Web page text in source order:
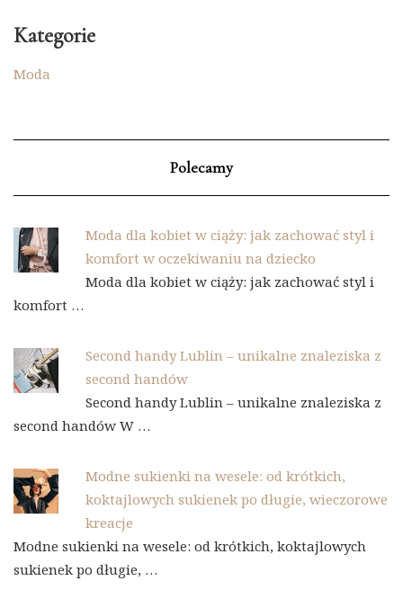
Kategorie
Moda
Polecamy
Moda dla kobiet w ciąży: jak zachować styl i
komfort w oczekiwaniu na dziecko
Moda dla kobiet w ciąży: jak zachować styl i
komfort …
Second handy Lublin – unikalne znaleziska z
second handów
Second handy Lublin – unikalne znaleziska z
second handów W …
Modne sukienki na wesele: od krótkich,
koktajlowych sukienek po długie, wieczorowe
kreacje
Modne sukienki na wesele: od krótkich, koktajlowych
sukienek po długie, …